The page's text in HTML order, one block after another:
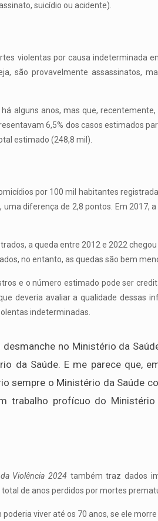
suicídio ou acidente).
violentas por causa indeterminada
são provavelmente assassinatos,
alguns anos, mas que,
6,5% dos casos estimados
estimado (248,8 mil).
por 100 mil habitantes
diferença de 2,8 pontos. Em 2017,
a queda entre 2012 e 2022 chegou
no entanto, as quedas são bem
e o número estimado pode ser
deveria avaliar a qualidade dessas
indeterminadas.
no Ministério da
da Saúde. E me parece que,
sempre o Ministério da Saúde
trabalho profícuo do
Violência 2024 também traz dados
de anos perdidos por mortes
viver até os 70 anos, se ele